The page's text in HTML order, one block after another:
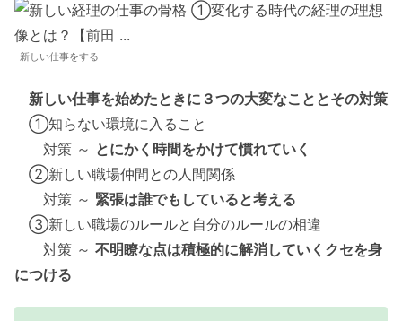
新しい仕事をする
新しい仕事を始めたときに３つの大変なこととその対策
①知らない環境に入ること
対策 ～ とにかく時間をかけて慣れていく
②新しい職場仲間との人間関係
対策 ～ 緊張は誰でもしていると考える
③新しい職場のルールと自分のルールの相違
対策 ～ 不明瞭な点は積極的に解消していくクセを身
につける